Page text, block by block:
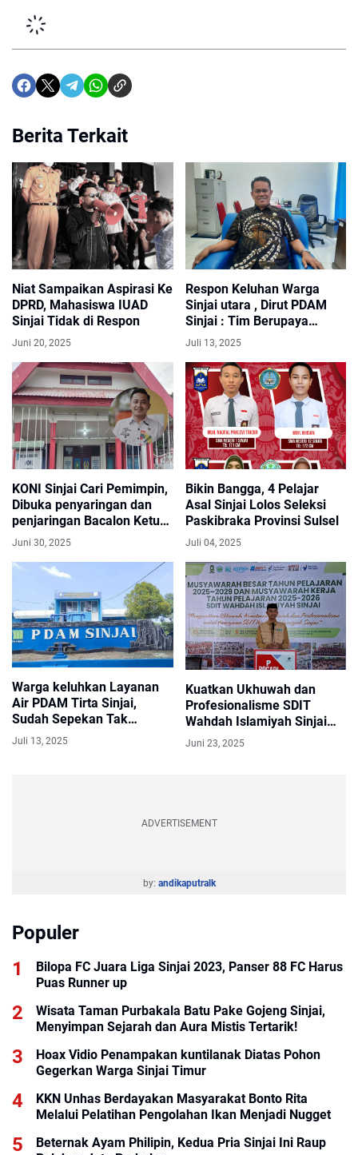
Berita Terkait
Niat Sampaikan Aspirasi Ke
DPRD, Mahasiswa IUAD
Sinjai Tidak di Respon
Juni 20, 2025
Respon Keluhan Warga
Sinjai utara , Dirut PDAM
Sinjai : Tim Berupaya
Lakukan Perbaikan Pipa
Bocor Secepatnya
Juli 13, 2025
KONI Sinjai Cari Pemimpin,
Dibuka penyaringan dan
penjaringan Bacalon Ketua
KONI ini Jadwalnya
Juni 30, 2025
Bikin Bangga, 4 Pelajar
Asal Sinjai Lolos Seleksi
Paskibraka Provinsi Sulsel
Juli 04, 2025
Warga keluhkan Layanan
Air PDAM Tirta Sinjai,
Sudah Sepekan Tak
Mengalir
Juli 13, 2025
Kuatkan Ukhuwah dan
Profesionalisme SDIT
Wahdah Islamiyah Sinjai
Sukses Gelar Musyawarah
Juni 23, 2025
ADVERTISEMENT
by: andikaputralk
Populer
Bilopa FC Juara Liga Sinjai 2023, Panser 88 FC Harus
Puas Runner up
Wisata Taman Purbakala Batu Pake Gojeng Sinjai,
Menyimpan Sejarah dan Aura Mistis Tertarik!
Hoax Vidio Penampakan kuntilanak Diatas Pohon
Gegerkan Warga Sinjai Timur
KKN Unhas Berdayakan Masyarakat Bonto Rita
Melalui Pelatihan Pengolahan Ikan Menjadi Nugget
Beternak Ayam Philipin, Kedua Pria Sinjai Ini Raup